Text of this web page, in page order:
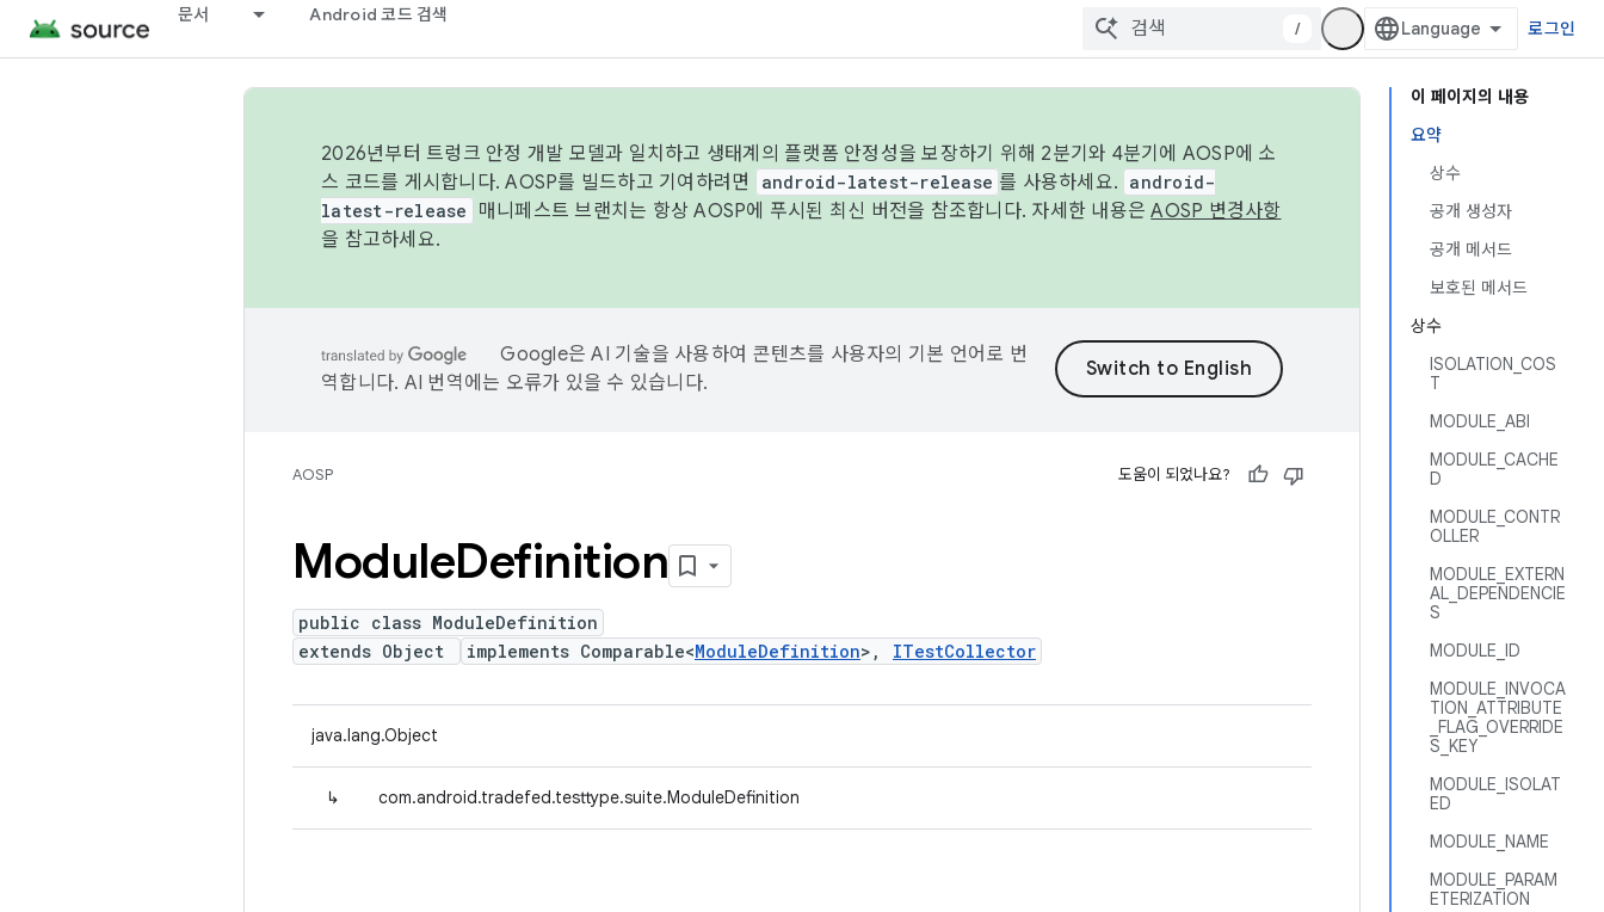
문서 Android 코드 검색
/ 로그인
이 페이지의 내용
요약
상수
공개 생성자
공개 메서드
보호된 메서드
상수
ISOLATION_COS
T
MODULE_ABI
MODULE_CACHE
D
MODULE_CONTR
OLLER
MODULE_EXTERN
AL_DEPENDENCIE
S
MODULE_ID
MODULE_INVOCA
TION_ATTRIBUTE
_FLAG_OVERRIDE
S_KEY
MODULE_ISOLAT
ED
MODULE_NAME
MODULE_PARAM
ETERIZATION
2026년부터 트렁크 안정 개발 모델과 일치하고 생태계의 플랫폼 안정성을 보장하기 위해 2분기와 4분기에 AOSP에 소
스 코드를 게시합니다. AOSP를 빌드하고 기여하려면
android-latest-release 를 사용하세요. android-
latest-release
매니페스트 브랜치는 항상 AOSP에 푸시된 최신 버전을 참조합니다. 자세한 내용은AOSP 변경사항
을 참고하세요.
Google은 AI 기술을 사용하여 콘텐츠를 사용자의 기본 언어로 번
역합니다. AI 번역에는 오류가 있을 수 있습니다.
AOSP 도움이 되었나요?
ModuleDefinition
public class ModuleDefinition
extends Object
implements Comparable<ModuleDefinition>, ITestCollector
java.lang.Object
↳ com.android.tradefed.testtype.suite.ModuleDefinition